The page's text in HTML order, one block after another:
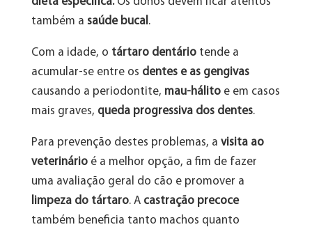
também a saúde bucal .
Com a idade, o tártaro dentáriotende a
acumular-se entre os dentes e as gengivas
causando a periodontite, mau-hálitoe em casos
mais graves, queda progressiva dos dentes.
Para prevenção destes problemas, a visita ao
veterinárioé a melhor opção, a fim de fazer
uma avaliação geral do cão e promover a
limpeza do tártaro. A castração precoce
também beneficia tanto machos quanto